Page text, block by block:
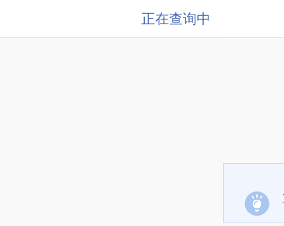
正在查询中